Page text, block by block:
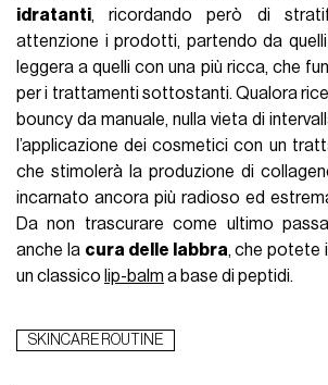
idratanti, ricordando però di
attenzione i prodotti, partendo da
leggera a quelli con una più ricca, che
per i trattamenti sottostanti. Qualora
bouncy da manuale, nulla vieta di
l’applicazione dei cosmetici con un
che stimolerà la produzione di
incarnato ancora più radioso ed
Da non trascurare come ultimo
anche la cura delle labbra, che potete
un classico lip-balm a base di peptidi.
SKINCARE ROUTINE